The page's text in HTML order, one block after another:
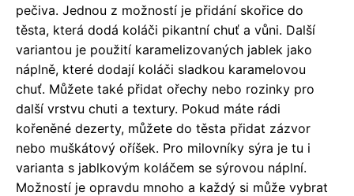
pečiva. Jednou z možností je přidání skořice do
těsta, která dodá koláči pikantní chuť a vůni. Další
variantou je použití karamelizovaných jablek jako
náplně, které dodají koláči sladkou karamelovou
chuť. Můžete také přidat ořechy nebo rozinky pro
další vrstvu chuti a textury. Pokud máte rádi
kořeněné dezerty, můžete do těsta přidat zázvor
nebo muškátový oříšek. Pro milovníky sýra je tu i
varianta s jablkovým koláčem se sýrovou náplní.
Možností je opravdu mnoho a každý si může vybrat